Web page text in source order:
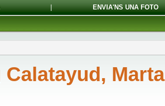
| ENVIA'NS UNA FOTO
Marta